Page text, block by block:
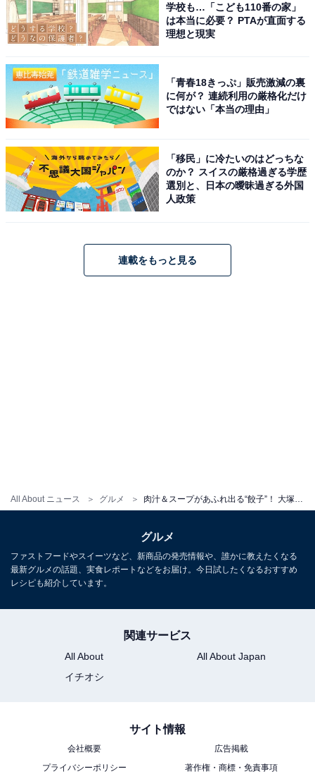
All About ニュース グルメ
今日の目的は「肉じゅう餃子」。2022年6月から登場し
肉汁のでる餃子』『賞味期限もたった1分』など、気に
なる見出しが躍っています。さっそく注文！
学校も…「こども110番の家」
は本当に必要？ PTAが直面する
理想と現実
「青春18きっぷ」販売激減の裏
に何が？ 連続利用の厳格化だけ
ではない「本当の理由」
「移民」に冷たいのはどっちな
のか？ スイスの厳格過ぎる学歴
選別と、日本の曖昧過ぎる外国
人政策
連載をもっと見る
グルメ
ファストフードやスイーツなど、新商品の発売情報や、誰かに教えたくなる
最新グルメの話題、実食レポートなどをお届け。今日試したくなるおすすめ
レシピも紹介しています。
関連サービス
All About
All About Japan
イチオシ
サイト情報
会社概要
広告掲載
プライバシーポリシー
著作権・商標・免責事項